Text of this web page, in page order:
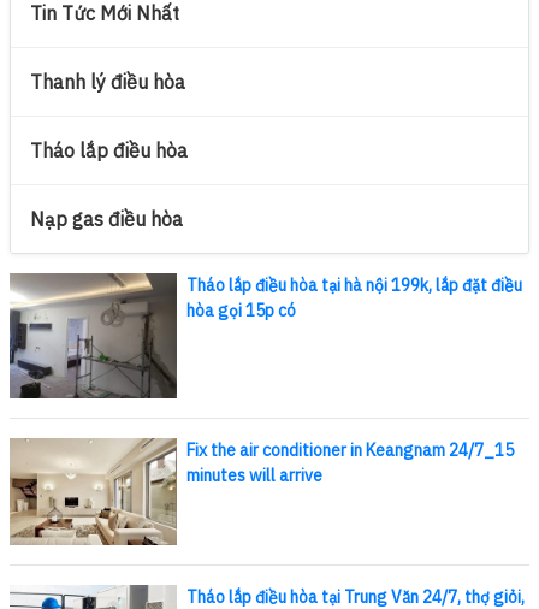
Tin Tức Mới Nhất
Thanh lý điều hòa
Tháo lắp điều hòa
Nạp gas điều hòa
Tháo lắp điều hòa tại hà nội 199k, lắp đặt điều
hòa gọi 15p có
Fix the air conditioner in Keangnam 24/7_15
minutes will arrive
Tháo lắp điều hòa tại Trung Văn 24/7, thợ giỏi,